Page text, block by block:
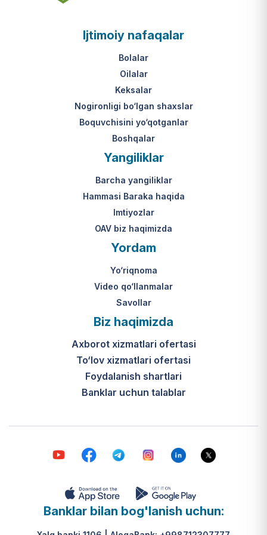
asosi nima?
(1-ilova, 6-band "j" va "l" kichik
jumladan, vasiylik, homiylik yoki
Ushbu xizmatning huquqiy
O‘zbekiston Respublikasi VMQ-893
hamda amaldagi imtiyozlar
to‘g‘risidagi qonunchilik.
Ijtimoiy nafaqalar
Bolalar
Oilalar
Keksalar
Nogironligi bo‘lgan shaxslar
Boquvchisini yo‘qotganlar
Boshqalar
Yangiliklar
Barcha yangiliklar
Hammasi Baraka haqida
Imtiyozlar
OAV biz haqimizda
Yordam
Yo‘riqnoma
Video qo‘llanmalar
Savollar
Biz haqimizda
Axborot xizmatlari ofertasi
To‘lov xizmatlari ofertasi
Foydalanish shartlari
Banklar uchun talablar
Banklar bilan bog'lanish uchun: